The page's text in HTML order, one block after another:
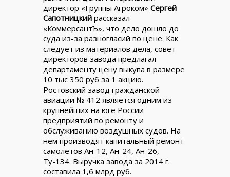
директор «Группы Агроком» Сергей
Сапотницкий рассказал
«КоммерсантЪ», что дело дошло до
суда из-за разногласий по цене. Как
следует из материалов дела, совет
директоров завода предлагал
департаменту цену выкупа в размере
10 тыс 350 руб за 1 акцию.
Ростовский завод гражданской
авиации № 412 является одним из
крупнейших на юге России
предприятий по ремонту и
обслуживанию воздушных судов. На
нем производят капитальный ремонт
самолетов Ан-12, Ан-24, Ан-26,
Ту-134. Выручка завода за 2014 г.
составила 1,6 млрд руб.